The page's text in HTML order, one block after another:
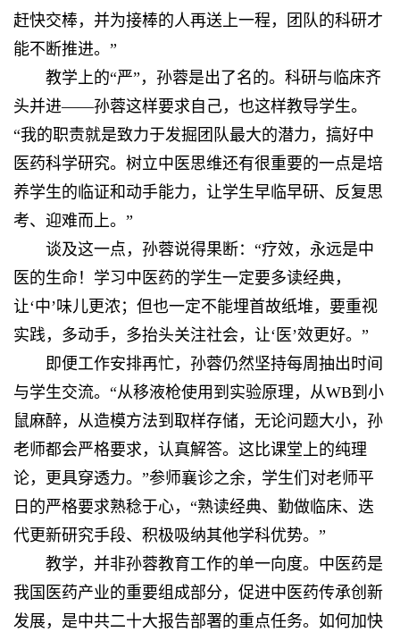
赶快交棒，并为接棒的人再送上一程，团队的科研才
能不断推进。”
教学上的“严”，孙蓉是出了名的。科研与临床齐
头并进——孙蓉这样要求自己，也这样教导学生。
“我的职责就是致力于发掘团队最大的潜力，搞好中
医药科学研究。树立中医思维还有很重要的一点是培
养学生的临证和动手能力，让学生早临早研、反复思
考、迎难而上。”
谈及这一点，孙蓉说得果断：“疗效，永远是中
医的生命！学习中医药的学生一定要多读经典，
让‘中’味儿更浓；但也一定不能埋首故纸堆，要重视
实践，多动手，多抬头关注社会，让‘医’效更好。”
即便工作安排再忙，孙蓉仍然坚持每周抽出时间
与学生交流。“从移液枪使用到实验原理，从WB到小
鼠麻醉，从造模方法到取样存储，无论问题大小，孙
老师都会严格要求，认真解答。这比课堂上的纯理
论，更具穿透力。”参师襄诊之余，学生们对老师平
日的严格要求熟稔于心，“熟读经典、勤做临床、迭
代更新研究手段、积极吸纳其他学科优势。”
教学，并非孙蓉教育工作的单一向度。中医药是
我国医药产业的重要组成部分，促进中医药传承创新
发展，是中共二十大报告部署的重点任务。如何加快